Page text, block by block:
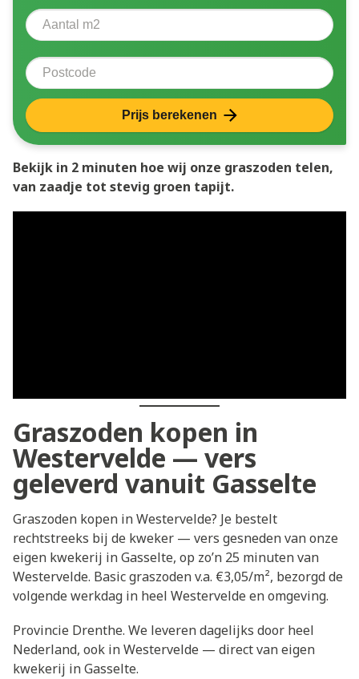
Aantal vierkante meter
Postcode
Prijs berekenen
Bekijk in 2 minuten hoe wij onze graszoden telen,
van zaadje tot stevig groen tapijt.
Graszoden kopen in
Westervelde — vers
geleverd vanuit Gasselte
Graszoden kopen in Westervelde? Je bestelt
rechtstreeks bij de kweker — vers gesneden van onze
eigen kwekerij in Gasselte, op zo’n 25 minuten van
Westervelde. Basic graszoden v.a. €3,05/m², bezorgd de
volgende werkdag in heel Westervelde en omgeving.
Provincie Drenthe. We leveren dagelijks door heel
Nederland, ook in Westervelde — direct van eigen
kwekerij in Gasselte.